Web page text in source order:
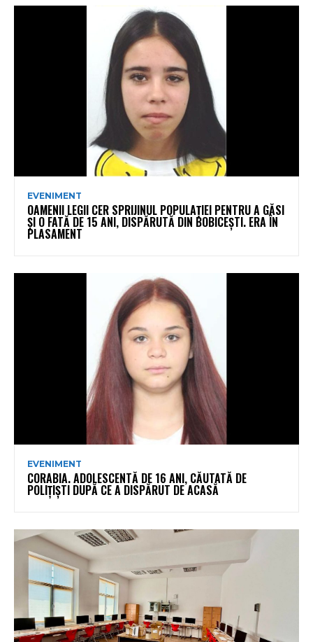
EVENIMENT
OAMENII LEGII CER SPRIJINUL POPULAȚIEI PENTRU A GĂSI
ȘI O FATĂ DE 15 ANI, DISPĂRUTĂ DIN BOBICEȘTI. ERA ÎN
PLASAMENT
EVENIMENT
CORABIA. ADOLESCENTĂ DE 16 ANI, CĂUTATĂ DE
POLIȚIȘTI DUPĂ CE A DISPĂRUT DE ACASĂ